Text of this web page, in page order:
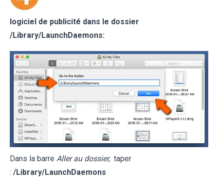
logiciel de publicité dans le dossier
/Library/LaunchDaemons:
Dans la barre Aller au dossier, taper
: /Library/LaunchDaemons